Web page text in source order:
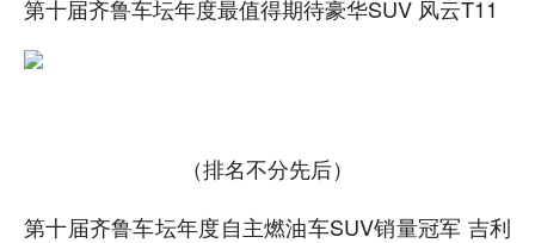
第十届齐鲁车坛年度最值得期待豪华SUV 风云T11
（排名不分先后）
第十届齐鲁车坛年度自主燃油车SUV销量冠军 吉利